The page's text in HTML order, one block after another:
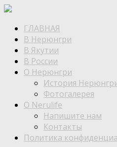
ГЛАВНАЯ
В Нерюнгри
В Якутии
В России
О Нерюнгри
История
Фотогалерея
О Nerulife
Напишите нам
Контакты
Политика